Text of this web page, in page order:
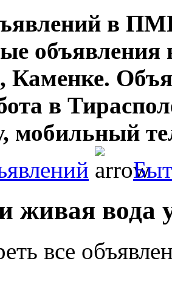
в
объявления
Каменке.
в
мобильный
живая вода
все